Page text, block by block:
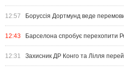
12:57 Боруссія Дортмунд веде
12:43 Барселона спробує перехопити
12:31 Захисник ДР Конго та Лілля